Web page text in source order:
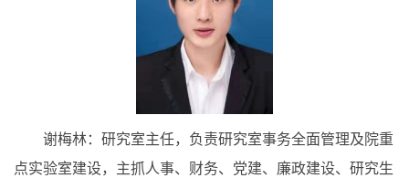
谢梅林：研究室主任，负责研究室事务全面管理及院重
点实验室建设，主抓人事、财务、党建、廉政建设、研究生